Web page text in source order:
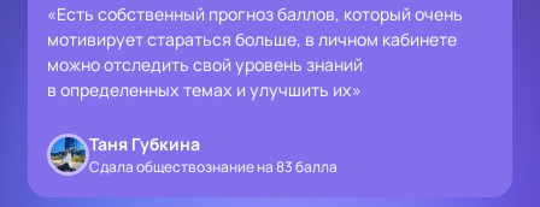
«Есть собственный прогноз баллов, который очень
мотивирует стараться больше, в личном кабинете
можно отследить свой уровень знаний
в определенных темах и улучшить их»
Таня Губкина
Сдала обществознание на 83 балла